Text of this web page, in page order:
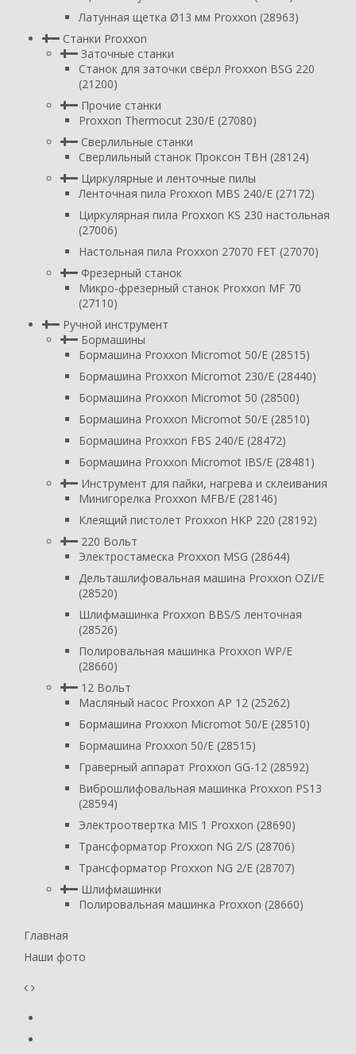
Латунная щетка Ø13 мм Proxxon (28963)
Станки Proxxon
Заточные станки
Станок для заточки свёрл Proxxon BSG 220
(21200)
Прочие станки
Proxxon Thermocut 230/E (27080)
Сверлильные станки
Сверлильный станок Проксон TBH (28124)
Циркулярные и ленточные пилы
Ленточная пила Proxxon MBS 240/E (27172)
Циркулярная пила Proxxon KS 230 настольная
(27006)
Настольная пила Proxxon 27070 FET (27070)
Фрезерный станок
Микро-фрезерный станок Proxxon MF 70
(27110)
Ручной инструмент
Бормашины
Бормашина Proxxon Micromot 50/E (28515)
Бормашина Proxxon Micromot 230/E (28440)
Бормашина Proxxon Micromot 50 (28500)
Бормашина Proxxon Micromot 50/E (28510)
Бормашина Proxxon FBS 240/Е (28472)
Бормашина Proxxon Micromot IBS/E (28481)
Инструмент для пайки, нагрева и склеивания
Минигорелка Proxxon MFB/E (28146)
Клеящий пистолет Proxxon HKP 220 (28192)
220 Вольт
Электростамеска Proxxon MSG (28644)
Дельташлифовальная машина Proxxon OZI/E
(28520)
Шлифмашинка Proxxon BBS/S ленточная
(28526)
Полировальная машинка Proxxon WP/E
(28660)
12 Вольт
Масляный насос Proxxon AP 12 (25262)
Бормашина Proxxon Micromot 50/E (28510)
Бормашина Proxxon 50/E (28515)
Граверный аппарат Proxxon GG-12 (28592)
Виброшлифовальная машинка Proxxon PS13
(28594)
Электроотвертка MIS 1 Proxxon (28690)
Трансформатор Proxxon NG 2/S (28706)
Трансформатор Proxxon NG 2/E (28707)
Шлифмашинки
Полировальная машинка Proxxon (28660)
Главная
Наши фото